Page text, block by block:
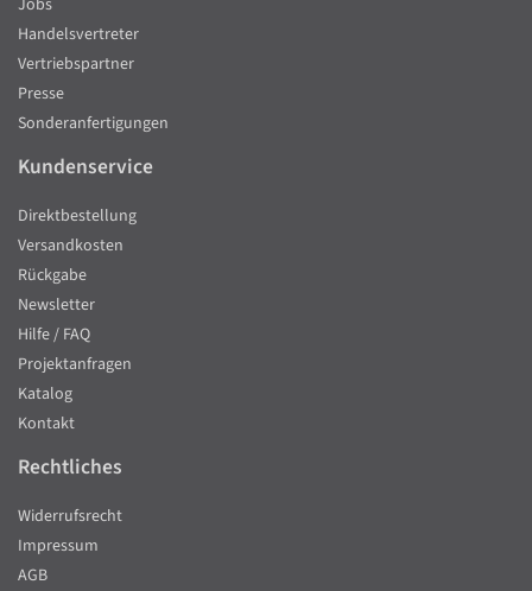
Jobs
Handelsvertreter
Vertriebspartner
Presse
Sonderanfertigungen
Kundenservice
Direktbestellung
Versandkosten
Rückgabe
Newsletter
Hilfe / FAQ
Projektanfragen
Katalog
Kontakt
Rechtliches
Widerrufsrecht
Impressum
AGB